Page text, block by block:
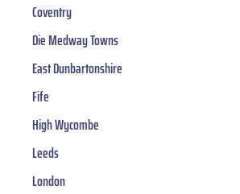
Coventry
Die Medway Towns
East Dunbartonshire
Fife
High Wycombe
Leeds
London